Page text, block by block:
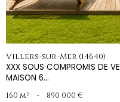
Villers-sur-Mer (14640)
XXX SOUS COMPROMIS DE
MAISON 6...
160 m² - 890 000 €